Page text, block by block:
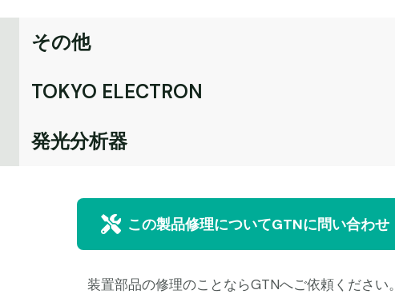
その他
TOKYO ELECTRON
発光分析器
この製品修理についてGTNに問い合わせ
装置部品の修理のことならGTNへご依頼ください。